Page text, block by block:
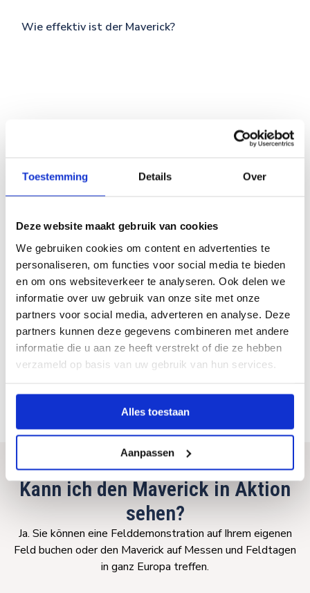
Toestemming Details Over
Deze website maakt gebruik van cookies
We gebruiken cookies om content en advertenties te
personaliseren, om functies voor social media te bieden
en om ons websiteverkeer te analyseren. Ook delen we
informatie over uw gebruik van onze site met onze
partners voor social media, adverteren en analyse. Deze
partners kunnen deze gegevens combineren met andere
informatie die u aan ze heeft verstrekt of die ze hebben
verzameld op basis van uw gebruik van hun services.
Alles toestaan
Aanpassen
Wie effektiv ist der Maverick?
In welchen Feldfrüchten funktioniert der Maverick?
Ist der Maverick für ökologische und biodynamische
Landwirtschaft geeignet?
Preis & Verfügbarkeit
Kann ich den Maverick in Aktion
sehen?
Ja. Sie können eine Felddemonstration auf Ihrem eigenen
Feld buchen oder den Maverick auf Messen und Feldtagen
in ganz Europa treffen.